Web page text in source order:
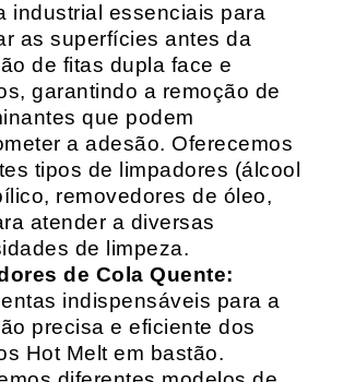
industrial essenciais para
as superfícies antes da
de fitas dupla face e
garantindo a remoção de
que podem
a adesão. Oferecemos
tipos de limpadores (álcool
removedores de óleo,
atender a diversas
de limpeza.
de Cola Quente:
indispensáveis para a
precisa e eficiente dos
Hot Melt em bastão.